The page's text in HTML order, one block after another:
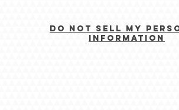
Do Not Sell My
Information